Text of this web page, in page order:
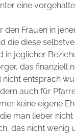
eine
den Frauen in
die diese
in jeglicher
das finanziell
entsprach
auch für
keine eigene
man lieber
das nicht wenig